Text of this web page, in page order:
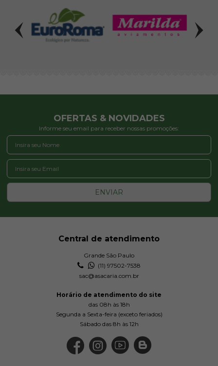
OFERTAS & NOVIDADES
Informe seu email para receber nossas promoções:
ENVIAR
Central de atendimento
Grande São Paulo
(11) 97502-7538
sac@asacaria.com.br
Horário de atendimento do site
das 08h às 18h
Segunda a Sexta-feira (exceto feriados)
Sábado das 8h às 12h